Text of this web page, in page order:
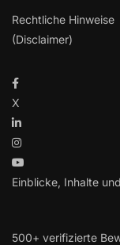
Rechtliche Hinweise
(Disclaimer)
X
Einblicke, Inhalte
500+ verifizierte